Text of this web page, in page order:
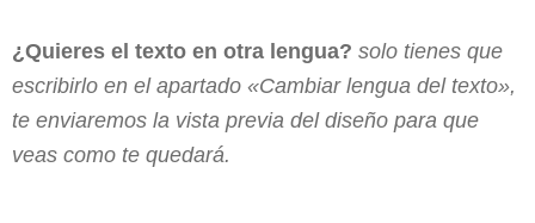
¿Quieres el texto en otra lengua? solo tienes que
escribirlo en el apartado «Cambiar lengua del texto»,
te enviaremos la vista previa del diseño para que
veas como te quedará.